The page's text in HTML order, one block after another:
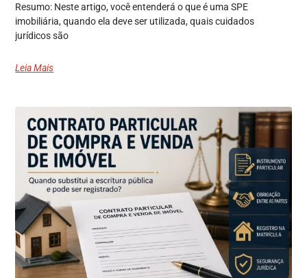
Resumo: Neste artigo, você entenderá o que é uma SPE
imobiliária, quando ela deve ser utilizada, quais cuidados
jurídicos são
Leia Mais